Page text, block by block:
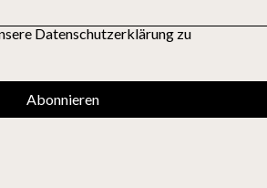
Datenschutzerklärung zu
Abonnieren